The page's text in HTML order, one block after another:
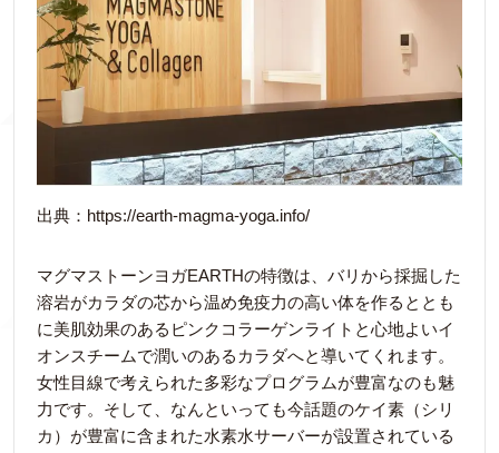
出典：https://earth-magma-yoga.info/
マグマストーンヨガEARTHの特徴は、バリから採掘した
溶岩がカラダの芯から温め免疫力の高い体を作るととも
に美肌効果のあるピンクコラーゲンライトと心地よいイ
オンスチームで潤いのあるカラダへと導いてくれます。
女性目線で考えられた多彩なプログラムが豊富なのも魅
力です。そして、なんといっても今話題のケイ素（シリ
カ）が豊富に含まれた水素水サーバーが設置されている